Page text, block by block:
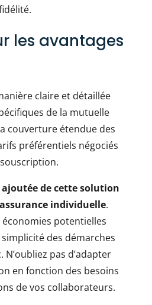
les avantages
claire et détaillée
de la mutuelle
couverture étendue des
préférentiels négociés
de cette solution
individuelle.
potentielles
des démarches
pas d’adapter
en fonction des besoins
de vos collaborateurs.